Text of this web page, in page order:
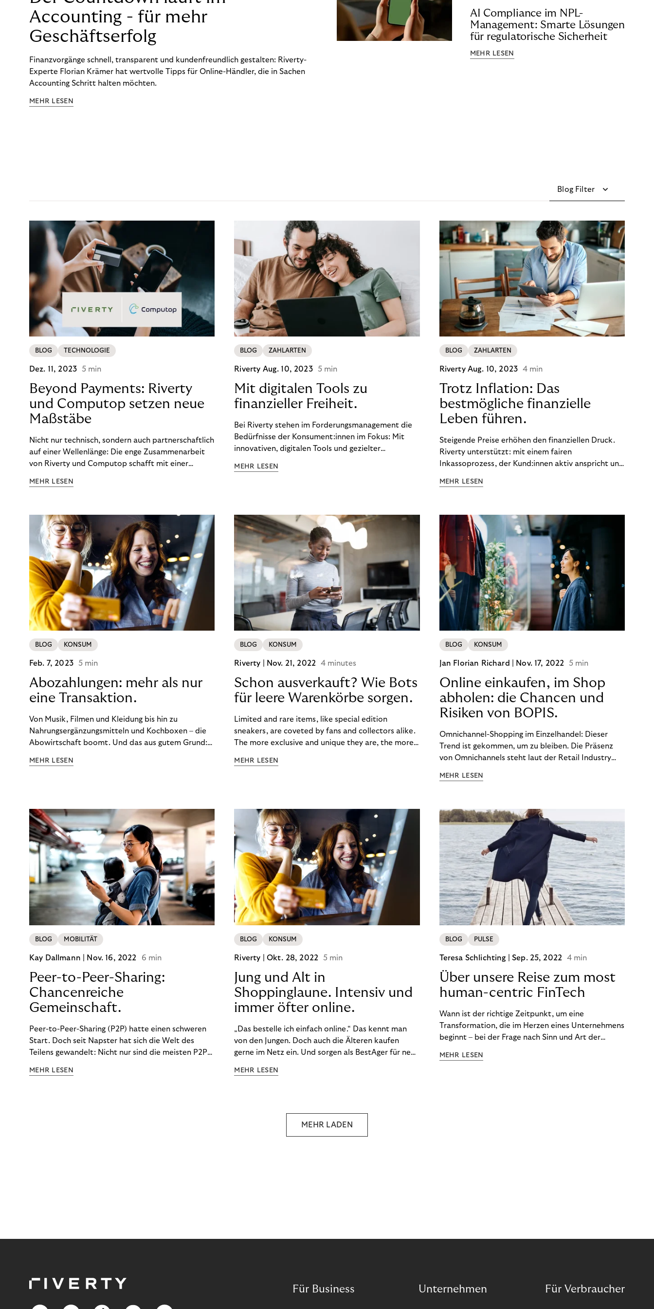
Accounting - für mehr
Geschäftserfolg
Finanzvorgänge schnell, transparent und kundenfreundlich gestalten: Riverty-
Experte Florian Krämer hat wertvolle Tipps für Online-Händler, die in Sachen
Accounting Schritt halten möchten.
MEHR LESEN
AI Compliance im NPL-
Management: Smarte Lösungen
für regulatorische Sicherheit
MEHR LESEN
Blog Filter
BLOG TECHNOLOGIE
Dez. 11, 2023 5 min
Beyond Payments: Riverty
und Computop setzen neue
Maßstäbe
Nicht nur technisch, sondern auch partnerschaftlich
auf einer Wellenlänge: Die enge Zusammenarbeit
von Riverty und Computop schafft mit einer
Zahlungsabwicklung echte Mehrwerte für Händler.
MEHR LESEN
BLOG ZAHLARTEN
Riverty Aug. 10, 2023 5 min
Mit digitalen Tools zu
finanzieller Freiheit.
Bei Riverty stehen im Forderungsmanagement die
Bedürfnisse der Konsument:innen im Fokus: Mit
innovativen, digitalen Tools und gezielter
ein Leben in finanzieller Freiheit zu führen. So
MEHR LESEN
BLOG ZAHLARTEN
Riverty Aug. 10, 2023 4 min
Trotz Inflation: Das
bestmögliche finanzielle
Leben führen.
Steigende Preise erhöhen den finanziellen Druck.
Riverty unterstützt: mit einem fairen
Inkassoprozess, der Kund:innen aktiv anspricht und
Finanzbildung ermöglicht. So bleiben Menschen
Unternehmen.
MEHR LESEN
BLOG KONSUM
Feb. 7, 2023 5 min
Abozahlungen: mehr als nur
eine Transaktion.
Von Musik, Filmen und Kleidung bis hin zu
Nahrungsergänzungsmitteln und Kochboxen – die
Abowirtschaft boomt. Und das aus gutem Grund:
wünschen. Sie ermöglichen es uns, Produkte und
entdeckt. Und das neue Geschäftsmodell rentiert
sich. Doch was genau können Sie tun, um
Abozahlungen für Ihren Erfolg zu nutzen?
MEHR LESEN
BLOG KONSUM
Riverty | Nov. 21, 2022 4 minutes
Schon ausverkauft? Wie Bots
für leere Warenkörbe sorgen.
Limited and rare items, like special edition
sneakers, are coveted by fans and collectors alike.
The more exclusive and unique they are, the more
industry uses artificial scarcity, also known as a
value. You might be thinking, “Kerching!”. But this is
really an unwanted side effect – one which more
and more companies are taking technical steps to
tackle.
MEHR LESEN
BLOG KONSUM
Jan Florian Richard | Nov. 17, 2022 5 min
Online einkaufen, im Shop
abholen: die Chancen und
Risiken von BOPIS.
Omnichannel-Shopping im Einzelhandel: Dieser
Trend ist gekommen, um zu bleiben. Die Präsenz
von Omnichannels steht laut der Retail Industry
nicht mehr verzichtet werden kann. Ein fester
online ein und holen die Ware im Shop ab. BOPIS
bietet zwar viele Vorteile, hat aber auch seinen
Preis. Potenzielle Betrugsfälle oder zusätzliche
Betriebskosten sind nur einige der Risiken. Ist es
das also wert? Wir stellen die Vor- und Nachteile
von BOPIS vor.
MEHR LESEN
BLOG MOBILITÄT
Kay Dallmann | Nov. 16, 2022 6 min
Peer-to-Peer-Sharing:
Chancenreiche
Gemeinschaft.
Peer-to-Peer-Sharing (P2P) hatte einen schweren
Start. Doch seit Napster hat sich die Welt des
Teilens gewandelt: Nicht nur sind die meisten P2P-
wird, hat sich geändert. Das bietet Unternehmen
MEHR LESEN
BLOG KONSUM
Riverty | Okt. 28, 2022 5 min
Jung und Alt in
Shoppinglaune. Intensiv und
immer öfter online.
„Das bestelle ich einfach online.“ Das kennt man
von den Jungen. Doch auch die Älteren kaufen
gerne im Netz ein. Und sorgen als BestAger für neue
von der Generation Z. Wir haben genauer
MEHR LESEN
BLOG PULSE
Teresa Schlichting |Sep. 25, 2022 4 min
Über unsere Reise zum most
human-centric FinTech
Wann ist der richtige Zeitpunkt, um eine
Transformation, die im Herzen eines Unternehmens
beginnt – bei der Frage nach Sinn und Art der
kommuniziert man ein Ziel, das so ganzheitlich ist,
MEHR LESEN
MEHR LADEN
Für Business Unternehmen Für Verbraucher